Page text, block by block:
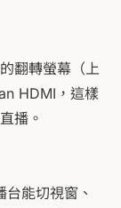
翻轉螢幕（上
HDMI，這樣
播。
能切視窗、